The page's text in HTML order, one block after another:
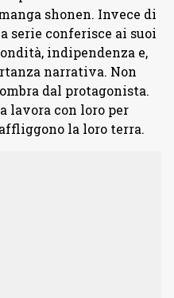
shonen. Invece di
serie conferisce ai suoi
indipendenza e,
narrativa. Non
dal protagonista.
lavora con loro per
la loro terra.